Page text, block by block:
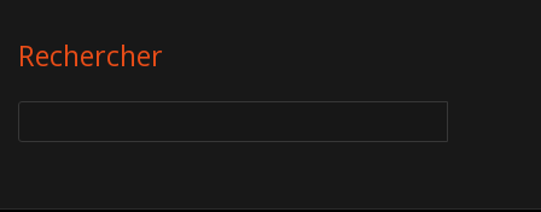
Rechercher